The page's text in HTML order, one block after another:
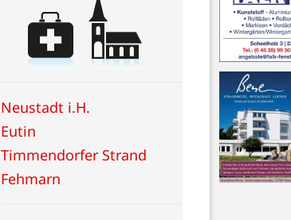
Neustadt i.H.
Eutin
Timmendorfer Strand
Fehmarn